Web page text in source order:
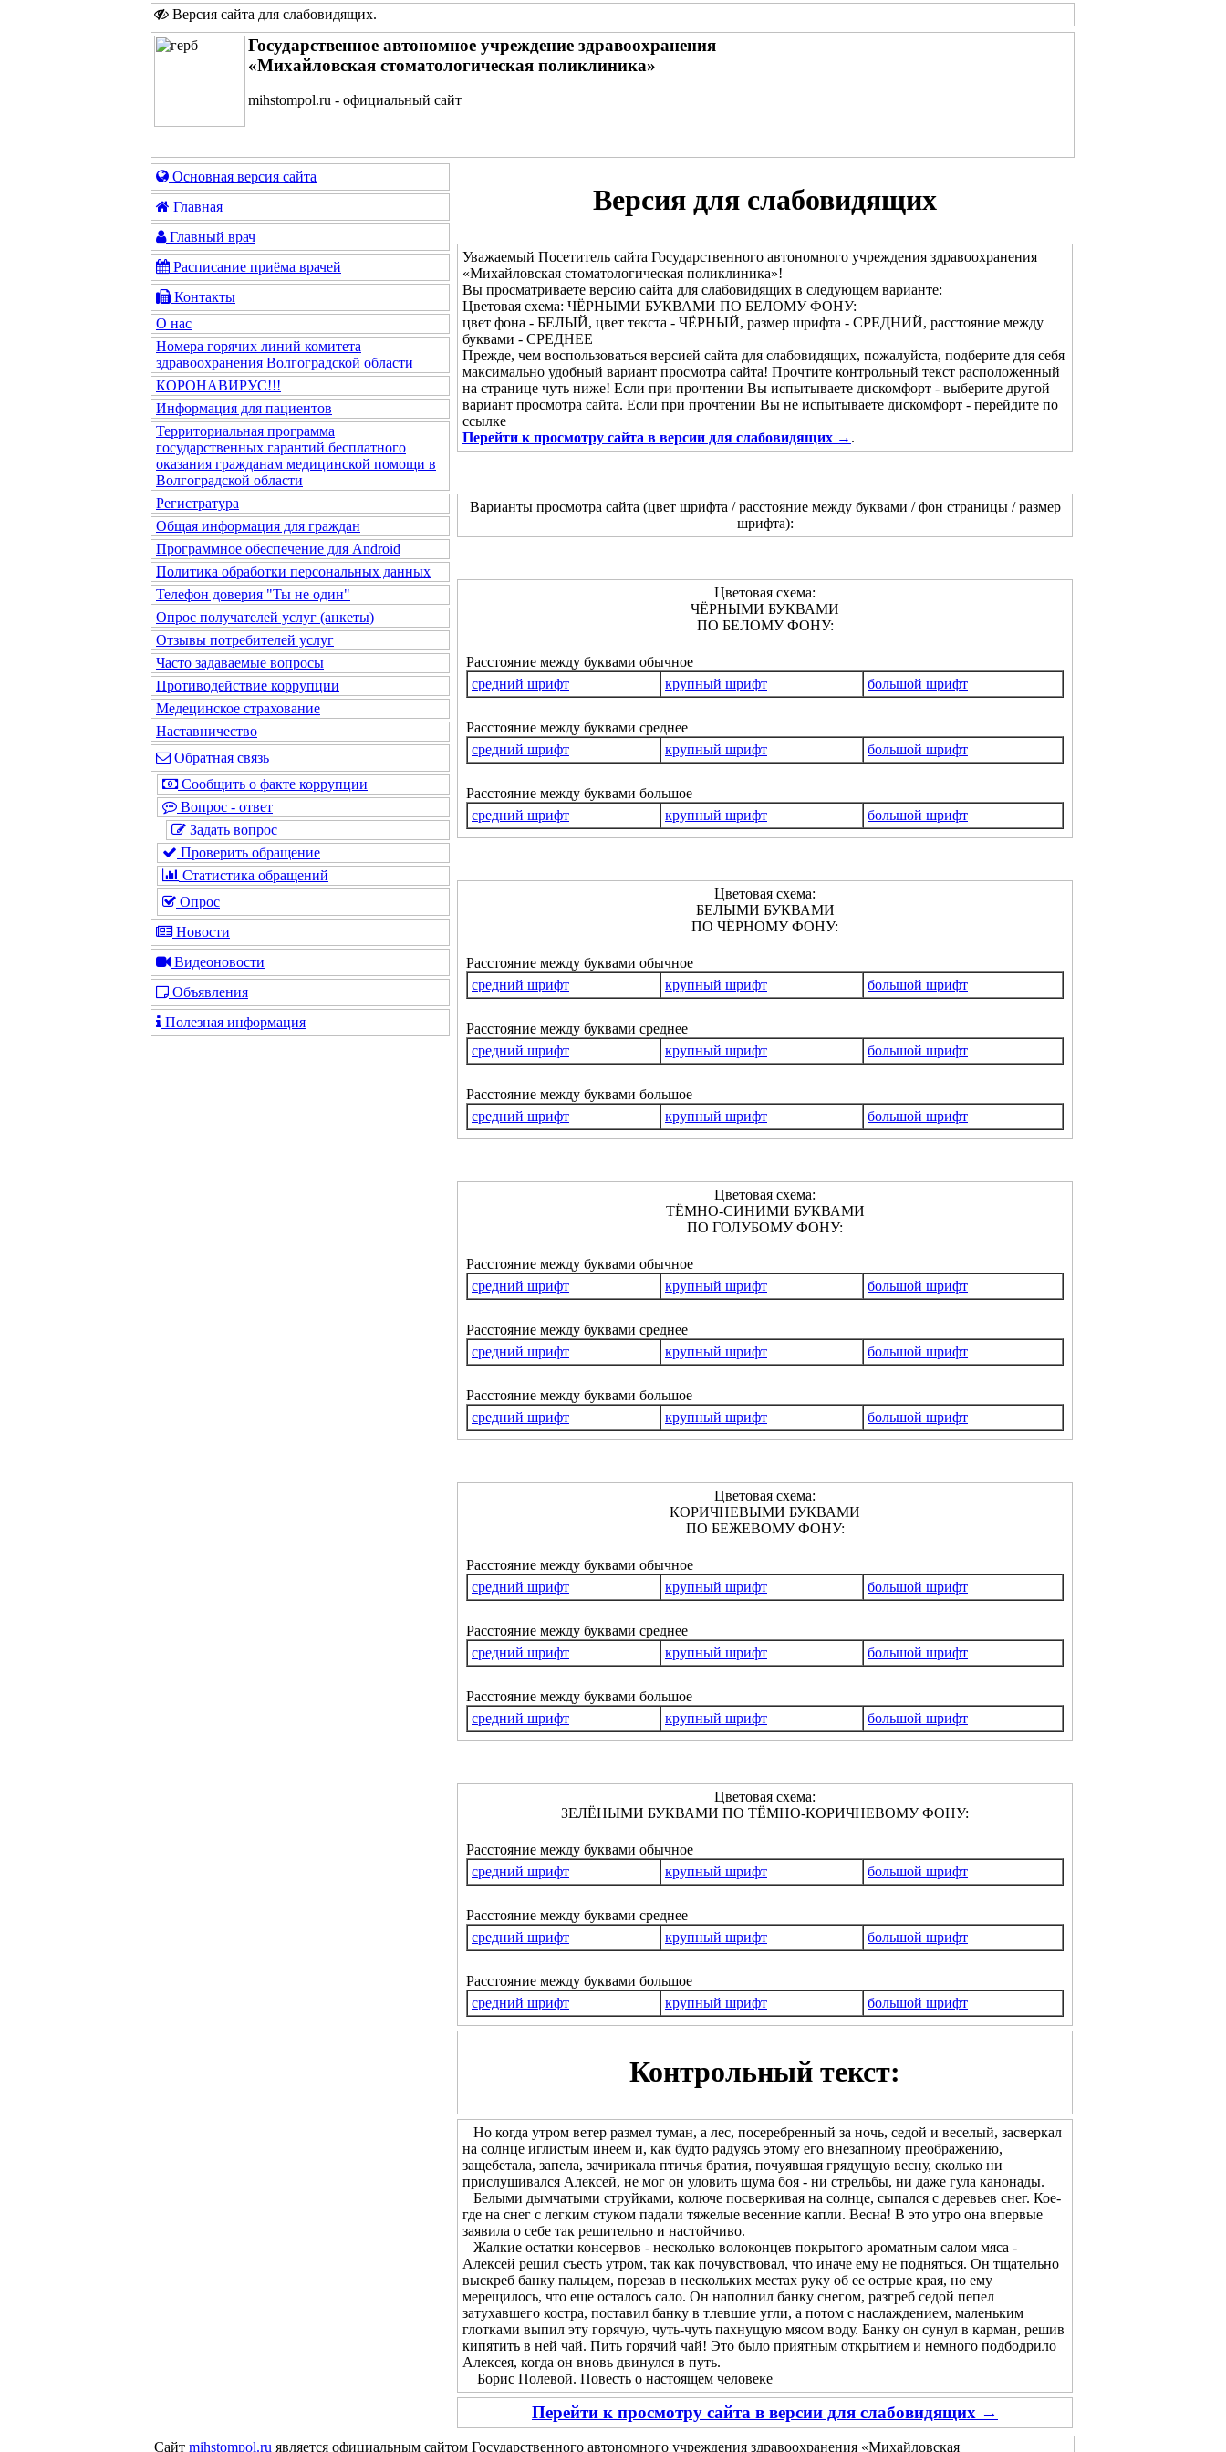
Версия сайта для слабовидящих.
Государственное автономное учреждение здравоохранения
«Михайловская стоматологическая поликлиника»
mihstompol.ru - официальный сайт
Основная версия сайта
Главная
Главный врач
Расписание приёма врачей
Контакты
О нас
Номера горячих линий комитета
здравоохранения Волгоградской области
КОРОНАВИРУС!!!
Информация для пациентов
Территориальная программа
государственных гарантий бесплатного
оказания гражданам медицинской помощи в
Волгоградской области
Регистратура
Общая информация для граждан
Программное обеспечение для Android
Политика обработки персональных данных
Телефон доверия "Ты не один"
Опрос получателей услуг (анкеты)
Отзывы потребителей услуг
Часто задаваемые вопросы
Противодействие коррупции
Медецинское страхование
Наставничество
Обратная связь
Сообщить о факте коррупции
Вопрос - ответ
Задать вопрос
Проверить обращение
Статистика обращений
Опрос
Новости
Видеоновости
Объявления
Полезная информация
Версия для слабовидящих
Уважаемый Посетитель сайта Государственного автономного учреждения здравоохранения
«Михайловская стоматологическая поликлиника»!
Вы просматриваете версию сайта для слабовидящих в следующем варианте:
Цветовая схема: ЧЁРНЫМИ БУКВАМИ ПО БЕЛОМУ ФОНУ:
цвет фона - БЕЛЫЙ, цвет текста - ЧЁРНЫЙ, размер шрифта - СРЕДНИЙ, расстояние между
буквами - СРЕДНЕЕ
Прежде, чем воспользоваться версией сайта для слабовидящих, пожалуйста, подберите для себя
максимально удобный вариант просмотра сайта! Прочтите контрольный текст расположенный
на странице чуть ниже! Если при прочтении Вы испытываете дискомфорт - выберите другой
вариант просмотра сайта. Если при прочтении Вы не испытываете дискомфорт - перейдите по
ссылке
Перейти к просмотру сайта в версии для слабовидящих → .
Варианты просмотра сайта (цвет шрифта / расстояние между буквами / фон страницы / размер
шрифта):
Цветовая схема:
ЧЁРНЫМИ БУКВАМИ
ПО БЕЛОМУ ФОНУ:
Расстояние между буквами обычное
средний шрифт
крупный шрифт большой шрифт
Расстояние между буквами среднее
средний шрифт
крупный шрифт большой шрифт
Расстояние между буквами большое
средний шрифт
крупный шрифт большой шрифт
Цветовая схема:
БЕЛЫМИ БУКВАМИ
ПО ЧЁРНОМУ ФОНУ:
Расстояние между буквами обычное
средний шрифт
крупный шрифт большой шрифт
Расстояние между буквами среднее
средний шрифт
крупный шрифт большой шрифт
Расстояние между буквами большое
средний шрифт
крупный шрифт большой шрифт
Цветовая схема:
ТЁМНО-СИНИМИ БУКВАМИ
ПО ГОЛУБОМУ ФОНУ:
Расстояние между буквами обычное
средний шрифт
крупный шрифт большой шрифт
Расстояние между буквами среднее
средний шрифт
крупный шрифт большой шрифт
Расстояние между буквами большое
средний шрифт
крупный шрифт большой шрифт
Цветовая схема:
КОРИЧНЕВЫМИ БУКВАМИ
ПО БЕЖЕВОМУ ФОНУ:
Расстояние между буквами обычное
средний шрифт
крупный шрифт большой шрифт
Расстояние между буквами среднее
средний шрифт
крупный шрифт большой шрифт
Расстояние между буквами большое
средний шрифт
крупный шрифт большой шрифт
Цветовая схема:
ЗЕЛЁНЫМИ БУКВАМИ ПО ТЁМНО-КОРИЧНЕВОМУ ФОНУ:
Расстояние между буквами обычное
средний шрифт
крупный шрифт большой шрифт
Расстояние между буквами среднее
средний шрифт
крупный шрифт большой шрифт
Расстояние между буквами большое
средний шрифт
крупный шрифт большой шрифт
Контрольный текст:
Но когда утром ветер размел туман, а лес, посеребренный за ночь, седой и веселый, засверкал
на солнце иглистым инеем и, как будто радуясь этому его внезапному преображению,
защебетала, запела, зачирикала птичья братия, почуявшая грядущую весну, сколько ни
прислушивался Алексей, не мог он уловить шума боя - ни стрельбы, ни даже гула канонады.
Белыми дымчатыми струйками, колюче посверкивая на солнце, сыпался с деревьев снег. Кое-
где на снег с легким стуком падали тяжелые весенние капли. Весна! В это утро она впервые
заявила о себе так решительно и настойчиво.
Жалкие остатки консервов - несколько волоконцев покрытого ароматным салом мяса -
Алексей решил съесть утром, так как почувствовал, что иначе ему не подняться. Он тщательно
выскреб банку пальцем, порезав в нескольких местах руку об ее острые края, но ему
мерещилось, что еще осталось сало. Он наполнил банку снегом, разгреб седой пепел
затухавшего костра, поставил банку в тлевшие угли, а потом с наслаждением, маленьким
глотками выпил эту горячую, чуть-чуть пахнущую мясом воду. Банку он сунул в карман, решив
кипятить в ней чай. Пить горячий чай! Это было приятным открытием и немного подбодрило
Алексея, когда он вновь двинулся в путь.
Борис Полевой. Повесть о настоящем человеке
Перейти к просмотру сайта в версии для слабовидящих →
Сайт mihstompol.ru является официальным сайтом Государственного автономного учреждения здравоохранения «Михайловская